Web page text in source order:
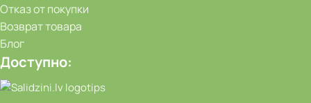
Отказ от покупки
Возврат товара
Блог
Доступно: